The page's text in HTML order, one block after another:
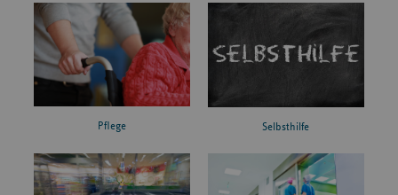
Pflege Selbsthilfe